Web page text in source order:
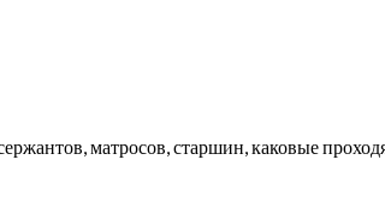
матросов, старшин, каковые